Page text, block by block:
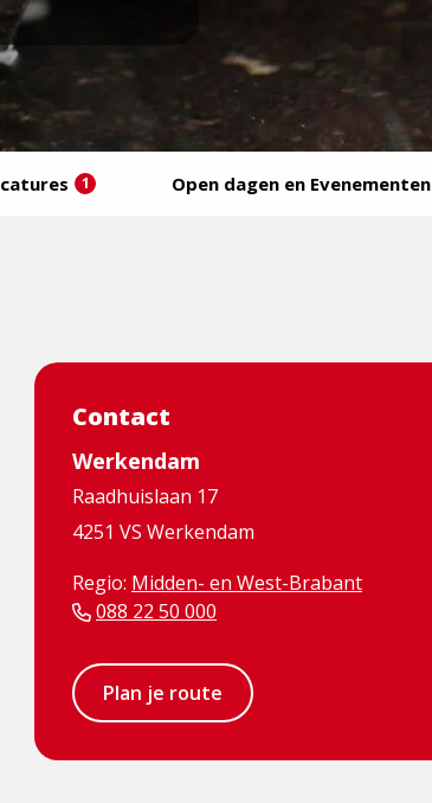
1 Open dagen en Evenementen
Contact
Werkendam
Raadhuislaan 17
4251 VS Werkendam
Regio: Midden- en West-Brabant
088 22 50 000
Plan je route